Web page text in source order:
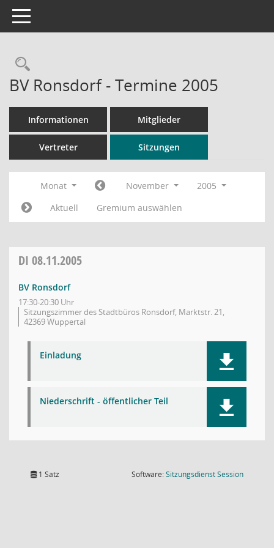
Toggle navigation
Rechercheauswahl
BV Ronsdorf - Termine 2005
Informationen Mitglieder
Vertreter Sitzungen
Monat November
2005
Aktuell
Gremium auswählen
DI 08.11.2005
BV Ronsdorf
17:30-20:30 Uhr
Sitzungszimmer des Stadtbüros Ronsdorf, Marktstr. 21,
42369 Wuppertal
Einladung
Niederschrift - öffentlicher Teil
1 Satz Software:SitzungsdienstSession(Wird in